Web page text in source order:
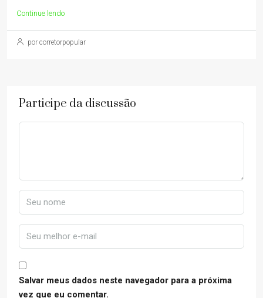
Continue lendo
por corretorpopular
Participe da discussão
Salvar meus dados neste navegador para a próxima
vez que eu comentar.